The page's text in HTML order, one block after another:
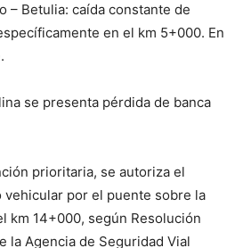
– Betulia: caída constante de
en el km 5+000. En
se presenta pérdida de banca
prioritaria, se autoriza el
por el puente sobre la
km 14+000, según Resolución
la Agencia de Seguridad Vial